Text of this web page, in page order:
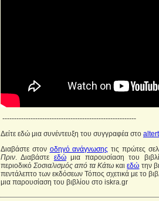
---------------------------------------------------------
Δείτε εδώ μια συνέντευξη του συγγραφέα στο
Διαβάστε στον οδηγό ανάγνωσης τις πρώτες
Πριν. Διαβάστε εδώμια παρουσίαση του
περιοδικόΣοσιαλισμός από τα Κάτωκαιεδώ την
πεντάλεπτο των εκδόσεων Τόπος σχετικά με το
μια παρουσίαση του βιβλίου στο iskra.gr